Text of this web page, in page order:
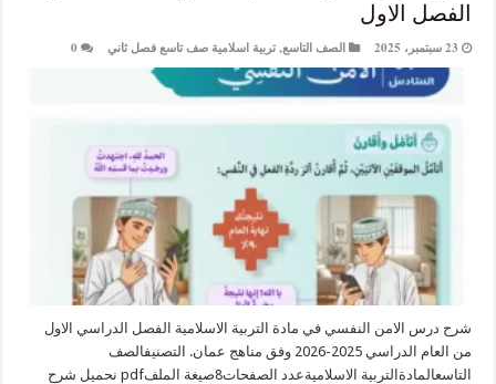
الاول
الصف التاسع,تربية اسلامية صف تاسع فصل ثاني 0
النفسي في مادة التربية الاسلامية الفصل الدراسي الاول
من العام الدراسي 2025-2026 وفق مناهج عمان. التصنيفالصف
التاسعالمادةالتربية الاسلاميةعدد الصفحات8صيغة الملفpdf نحميل شرح